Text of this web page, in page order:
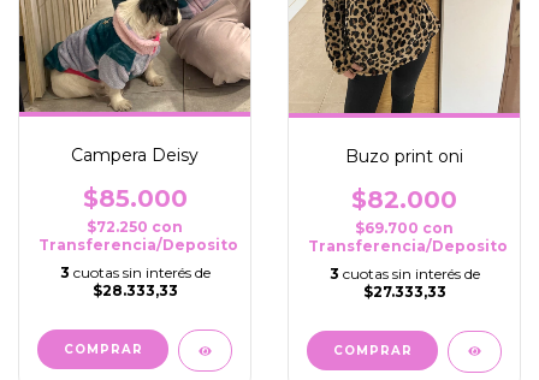
Campera Deisy
$85.000
$72.250 con
Transferencia/Deposito
3 cuotas sin interés de
$28.333,33
COMPRAR
Buzo print oni
$82.000
$69.700 con
Transferencia/Deposito
3 cuotas sin interés de
$27.333,33
COMPRAR